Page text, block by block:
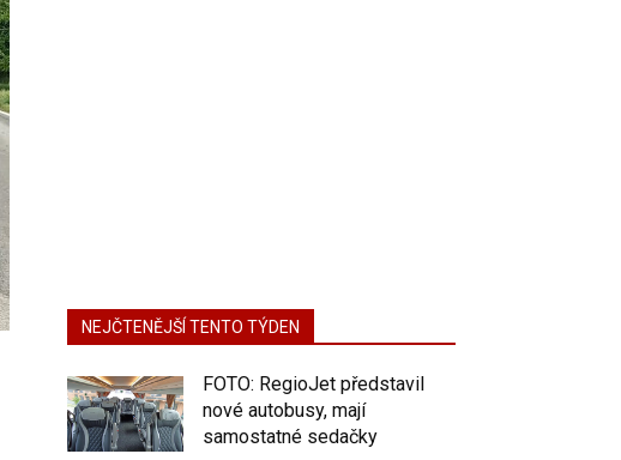
NEJČTENĚJŠÍ TENTO TÝDEN
FOTO: RegioJet představil
nové autobusy, mají
samostatné sedačky